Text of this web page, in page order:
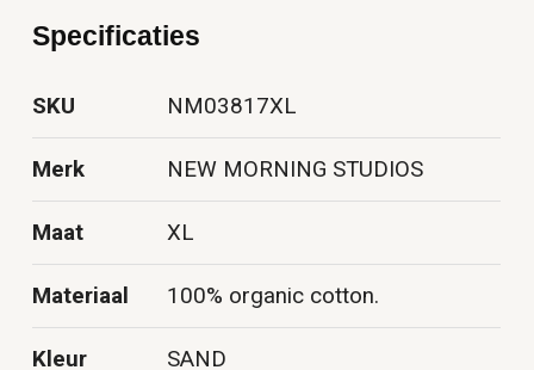
Specificaties
SKU NM03817XL
Merk NEW MORNING STUDIOS
Maat XL
Materiaal 100% organic cotton.
Kleur SAND